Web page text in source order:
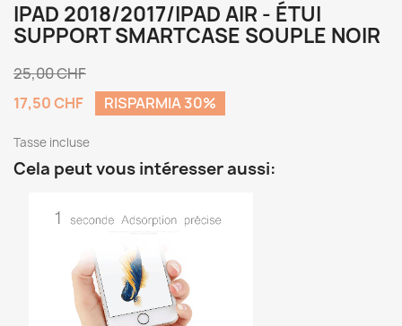
IPAD 2018/2017/IPAD AIR - ÉTUI
SUPPORT SMARTCASE SOUPLE NOIR
25,00 CHF
17,50 CHF
RISPARMIA 30%
Tasse incluse
Cela peut vous intéresser aussi: